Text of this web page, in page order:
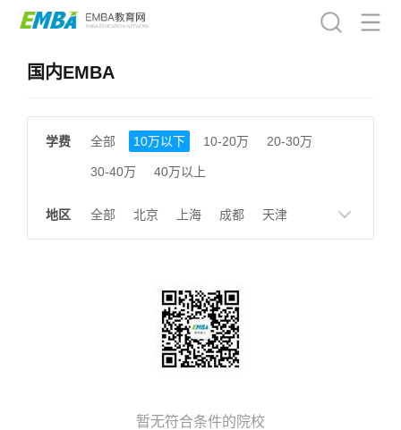
国内EMBA
学费 全部 10万以下 10-20万 20-30万
30-40万 40万以上
地区 全部 北京 上海 成都 天津
山东 安徽
广州
暂无符合条件的院校